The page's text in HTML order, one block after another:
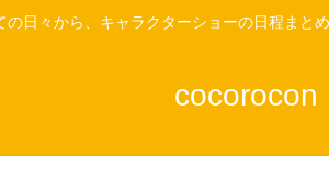
の日々から、キャラクターショーの日程まと
cocorocon